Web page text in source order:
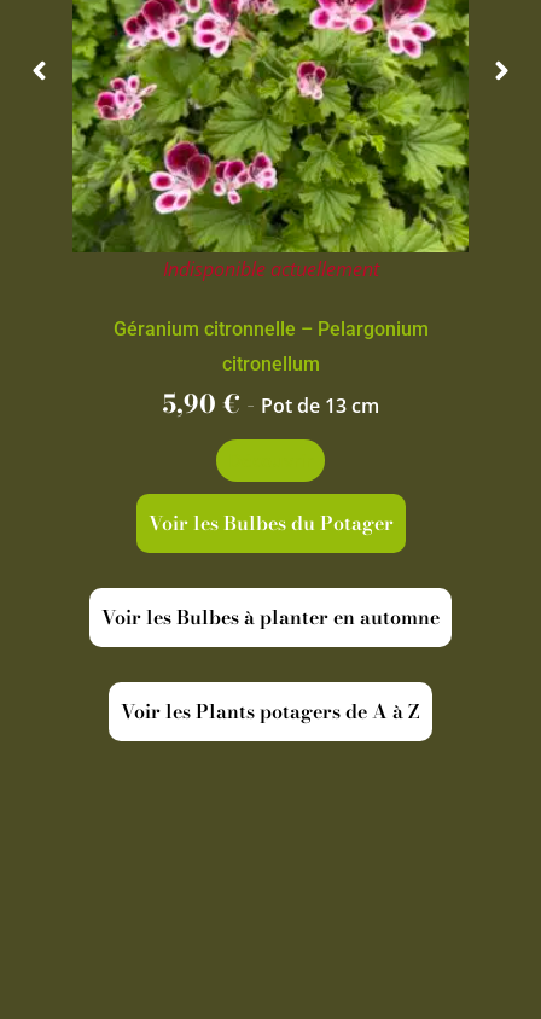
Indisponible actuellement
Géranium citronnelle – Pelargonium
citronellum
5,90€ - Pot de 13 cm
Voir les Bulbes du Potager
Voir les Bulbes à planter en automne
Voir les Plants potagers de A à Z